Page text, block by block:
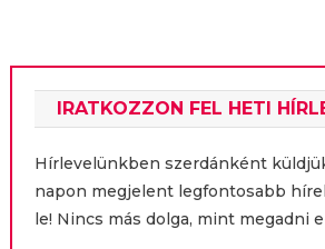
IRATKOZZON FEL HETI
Hírlevelünkben szerdánként
napon megjelent legfontosabb
le! Nincs más dolga, mint megadni